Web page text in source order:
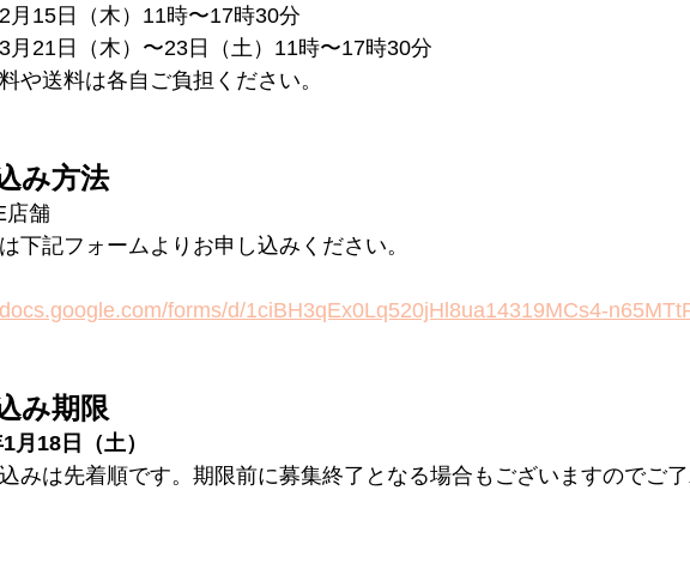
月15日（木）11時〜17時30分
月21日（木）〜23日（土）11時〜17時30分
や送料は各自ご負担ください。
み方法
店舗
下記フォームよりお申し込みください。
forms/d/1ciBH3qEx0Lq520jHl8ua14319MCs4-
み期限
月18日（土）
みは先着順です。期限前に募集終了となる場合もございますのでご了